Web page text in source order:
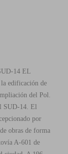
14 EL
edificación de
del Pol.
SUD-14. El
por
obras de forma
A-601 de